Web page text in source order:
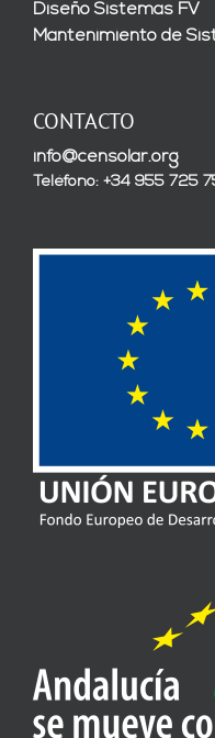
Diseño Sistemas FV
Mantenimiento de
CONTACTO
info@censolar.org
Teléfono: +34 955 725